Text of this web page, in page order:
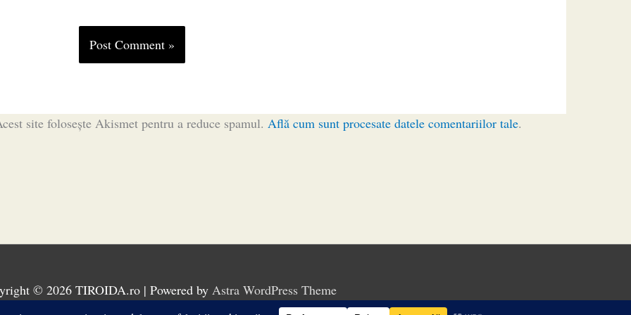
site folosește Akismet pentru a reduce spamul. Află cum sunt procesate datele comentariilor tale.
© 2026 TIROIDA.ro | Powered by Astra WordPress Theme